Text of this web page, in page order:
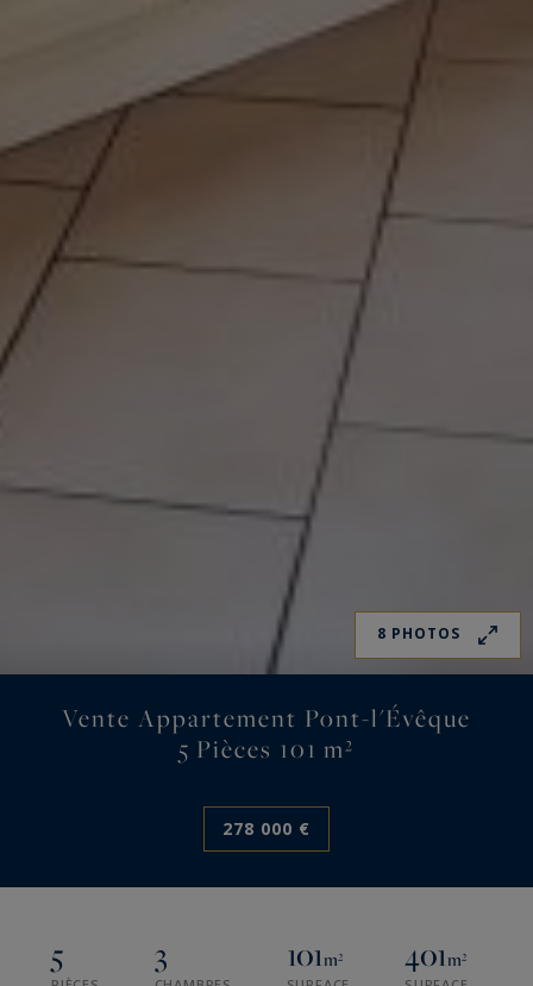
8 PHOTOS
Vente Appartement Pont-l'Évêque
5 Pièces 101 m²
278 000 €
5 3 101m² 401m²